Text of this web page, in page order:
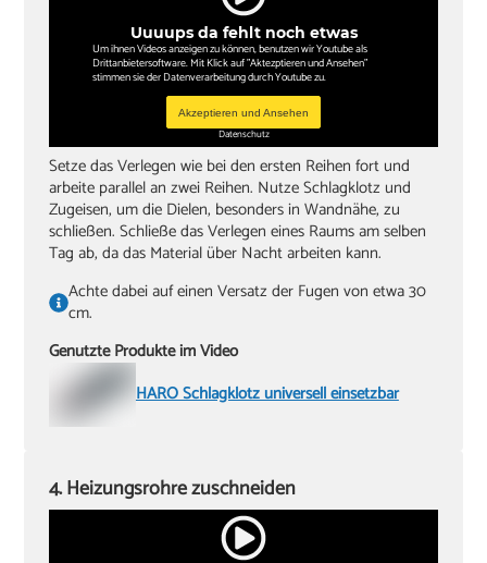
Uuuups da fehlt noch etwas
Um ihnen Videos anzeigen zu können, benutzen wir Youtube als
Drittanbietersoftware. Mit Klick auf "Aktezptieren und Ansehen"
stimmen sie der Datenverarbeitung durch Youtube zu.
Akzeptieren und Ansehen
Datenschutz
Setze das Verlegen wie bei den ersten Reihen fort und
arbeite parallel an zwei Reihen. Nutze Schlagklotz und
Zugeisen, um die Dielen, besonders in Wandnähe, zu
schließen. Schließe das Verlegen eines Raums am selben
Tag ab, da das Material über Nacht arbeiten kann.
Achte dabei auf einen Versatz der Fugen von etwa 30
cm.
Genutzte Produkte im Video
HARO Schlagklotz universell einsetzbar
4. Heizungsrohre zuschneiden